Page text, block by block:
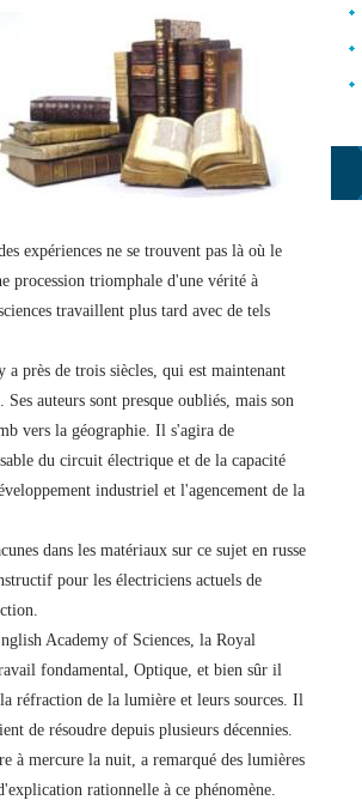
expériences ne se trouvent pas là où le
procession triomphale d'une vérité à
travaillent plus tard avec de tels
près de trois siècles, qui est maintenant
auteurs sont presque oubliés, mais son
vers la géographie. Il s'agira de
du circuit électrique et de la capacité
industriel et l'agencement de la
dans les matériaux sur ce sujet en russe
pour les électriciens actuels de
Academy of Sciences, la Royal
fondamental, Optique, et bien sûr il
réfraction de la lumière et leurs sources. Il
de résoudre depuis plusieurs décennies.
à mercure la nuit, a remarqué des lumières
rationnelle à ce phénomène.